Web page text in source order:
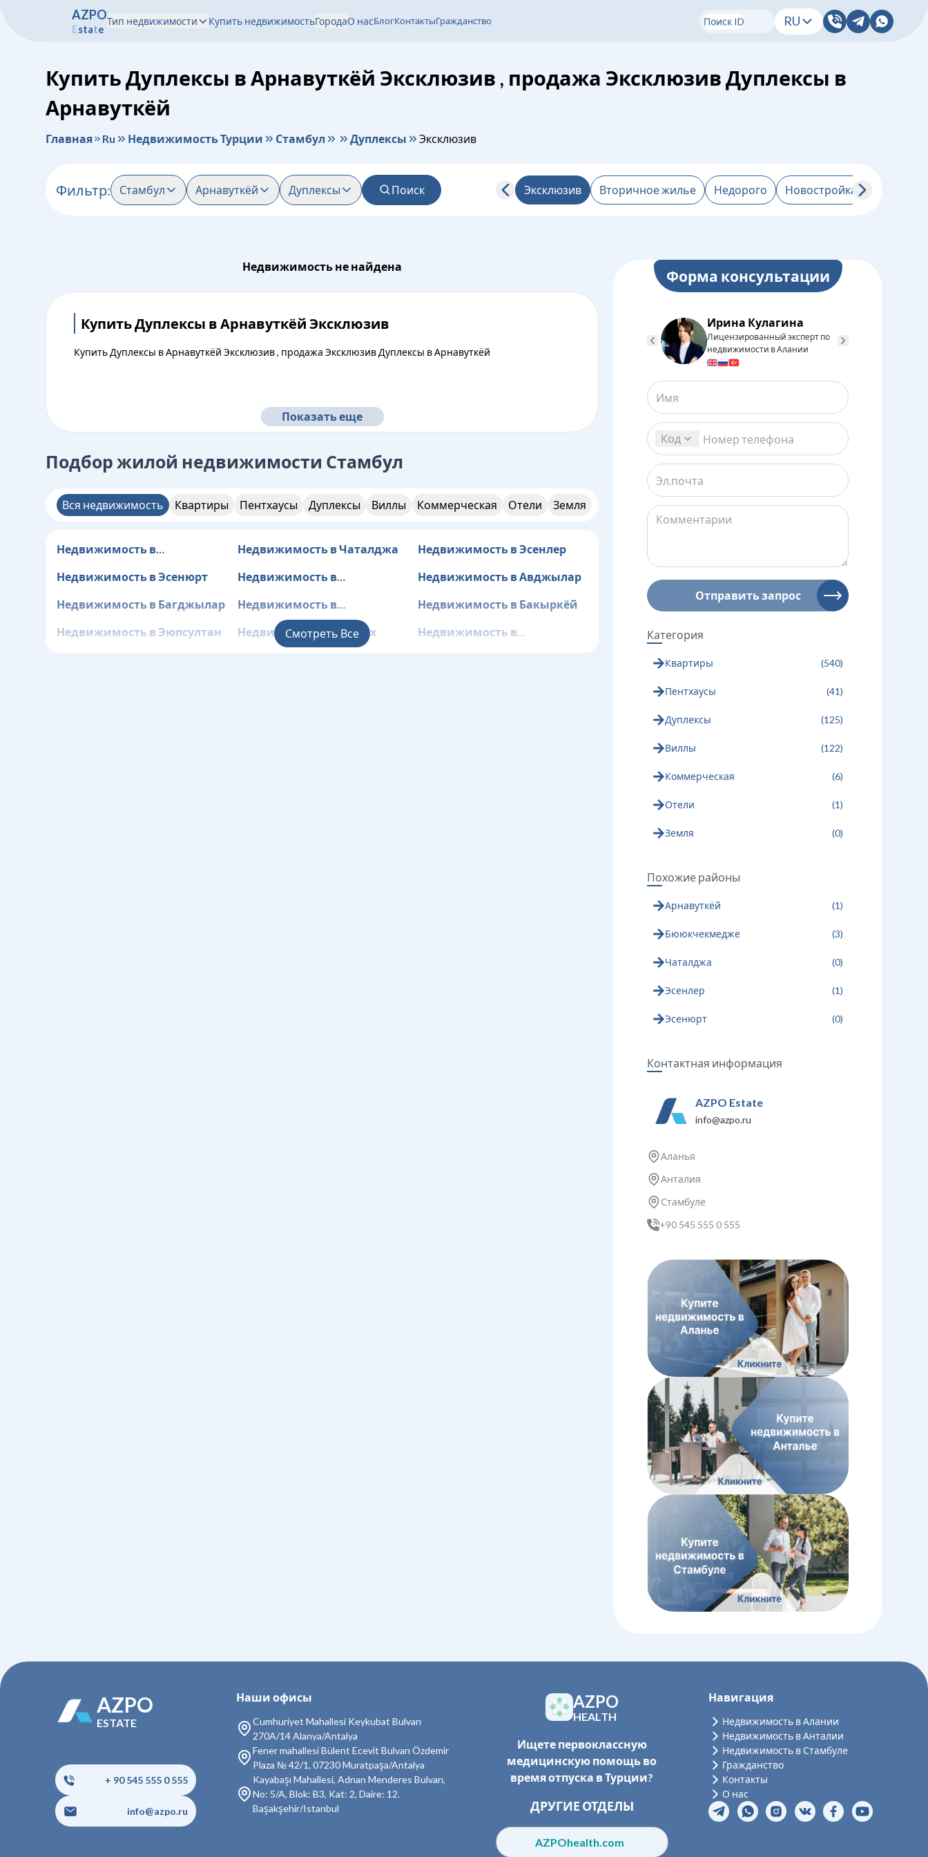
Тип недвижимости Купить недвижимостьГородаО насБлогКонтактыГражданство
AZPO
Estate
Поиск ID RU
Купить Дуплексы в Арнавуткёй Эксклюзив , продажа Эксклюзив Дуплексы в
Арнавуткёй
Главная Ru Недвижимость Турции Стамбул Дуплексы Эксклюзив
Фильтр: Стамбул Арнавуткёй Дуплексы Поиск Вторичное жилье Недорого Новостройка
Эксклюзив
Недвижимость не найдена
Купить Дуплексы в Арнавуткёй Эксклюзив
Купить Дуплексы в Арнавуткёй Эксклюзив , продажа Эксклюзив Дуплексы в Арнавуткёй
Показать еще
Подбор жилой недвижимости Стамбул
Вся недвижимость Квартиры Пентхаусы Дуплексы Виллы Коммерческая Отели Земля
Недвижимость в
Недвижимость в Чаталджа Недвижимость в Эсенлер
Недвижимость в Эсенюрт
Недвижимость в
Недвижимость в Авджылар
Недвижимость в Багджылар
Недвижимость в
Башакшехир
Недвижимость в Бакыркёй
Недвижимость в Эюпсултан Недвижимость в Фатих
Недвижимость в
Смотреть Все
Форма консультации
Ирина Кулагина
Лицензированный эксперт по
недвижимости в Алании
Код
Отправить запрос
Категория
Квартиры (540)
Пентхаусы (41)
Дуплексы (125)
Виллы (122)
Коммерческая (6)
Отели (1)
Земля (0)
Похожие районы
Арнавуткёй (1)
Бююкчекмедже (3)
Чаталджа (0)
Эсенлер (1)
Эсенюрт (0)
Контактная информация
AZPO Estate
info@azpo.ru
Аланья
Анталия
Стамбуле
+90 545 555 0 555
AZPO
ESTATE
+ 90 545 555 0 555
info@azpo.ru
Наши офисы
Cumhuriyet Mahallesi Keykubat Bulvarı
270A/14 Alanya/Antalya
Fener mahallesi Bülent Ecevit Bulvarı Özdemir
Plaza № 42/1, 07230 Muratpaşa/Antalya
Kayabaşı Mahallesi, Adnan Menderes Bulvarı,
No: 5/A, Blok: B3, Kat: 2, Daire: 12.
Başakşehir/Istanbul
AZPO
HEALTH
Ищете первоклассную
медицинскую помощь во
время отпуска в Турции?
ДРУГИЕ ОТДЕЛЫ
AZPOhealth.com
Навигация
Недвижимость в Алании
Недвижимость в Анталии
Недвижимость в Стамбуле
Гражданство
Контакты
О нас